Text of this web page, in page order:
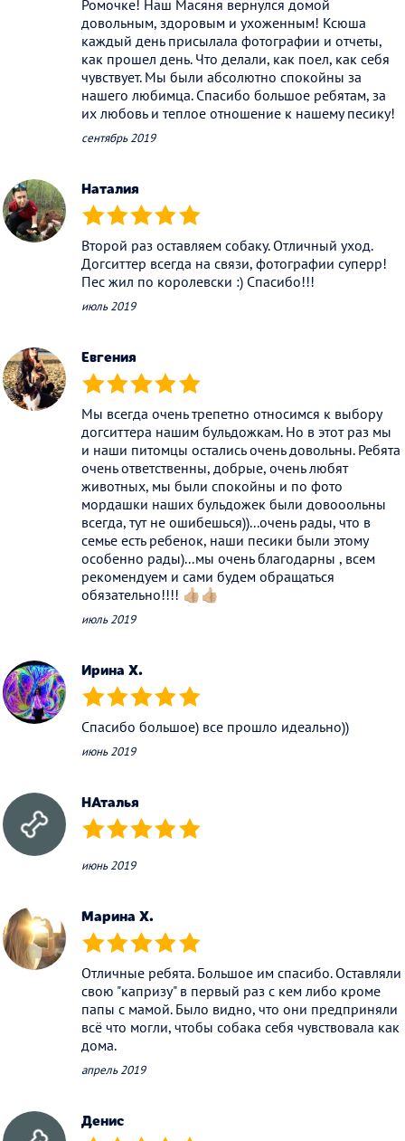
Ромочке! Наш Масяня вернулся домой
довольным, здоровым и ухоженным! Ксюша
каждый день присылала фотографии и отчеты,
как прошел день. Что делали, как поел, как себя
чувствует. Мы были абсолютно спокойны за
нашего любимца. Спасибо большое ребятам, за
их любовь и теплое отношение к нашему песику!
сентябрь 2019
Наталия
(*) (*) (*) (*) (*)
Второй раз оставляем собаку. Отличный уход.
Догситтер всегда на связи, фотографии суперр!
Пес жил по королевски :) Спасибо!!!
июль 2019
Евгения
(*) (*) (*) (*) (*)
Мы всегда очень трепетно относимся к выбору
догситтера нашим бульдожкам. Но в этот раз мы
и наши питомцы остались очень довольны. Ребята
очень ответственны, добрые, очень любят
животных, мы были спокойны и по фото
мордашки наших бульдожек были довооольны
всегда, тут не ошибешься))...очень рады, что в
семье есть ребенок, наши песики были этому
особенно рады)...мы очень благодарны , всем
рекомендуем и сами будем обращаться
обязательно!!!! 👍🏼👍🏼
июль 2019
Ирина Х.
(*) (*) (*) (*) (*)
Спасибо большое) все прошло идеально))
июнь 2019
НАталья
(*) (*) (*) (*) (*)
июнь 2019
Марина Х.
(*) (*) (*) (*) (*)
Отличные ребята. Большое им спасибо. Оставляли
свою "капризу" в первый раз с кем либо кроме
папы с мамой. Было видно, что они предприняли
всё что могли, чтобы собака себя чувствовала как
дома.
апрель 2019
Денис